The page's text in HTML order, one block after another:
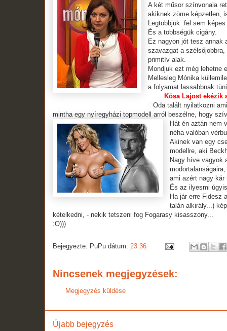
A két műsor színvonala
akiknek zöme képzetlen,
Legtöbbjük fel sem képes
És a többségük cigány.
Ez nagyon jót tesz annak
szavazgat a
primitív alak.
Mondjuk ezt még lehetne
Mellesleg Mónika
a folyamat lassabbnak
Kósa Lajost ekézik
Oda talált nyilatkozni
mintha egy nyíregyházi topmodell arról beszélne, hogy
Hát én aztán nem
néha valóban
Akinek van egy
modellre, aki
Nagy híve vagyok
ami azért nagy kár
És az ilyesmi
Ha jár erre Fidesz
talán alkirály...)
kételkedni, - nekik tetszeni fog Fogarasy kisasszony...
:O)))
Bejegyezte: PuPu dátum: 23:36
Nincsenek megjegyzések:
Megjegyzés küldése
Újabb bejegyzés